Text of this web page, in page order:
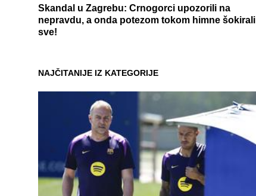
Skandal u Zagrebu: Crnogorci upozorili na
nepravdu, a onda potezom tokom himne šokirali
sve!
NAJČITANIJE IZ KATEGORIJE